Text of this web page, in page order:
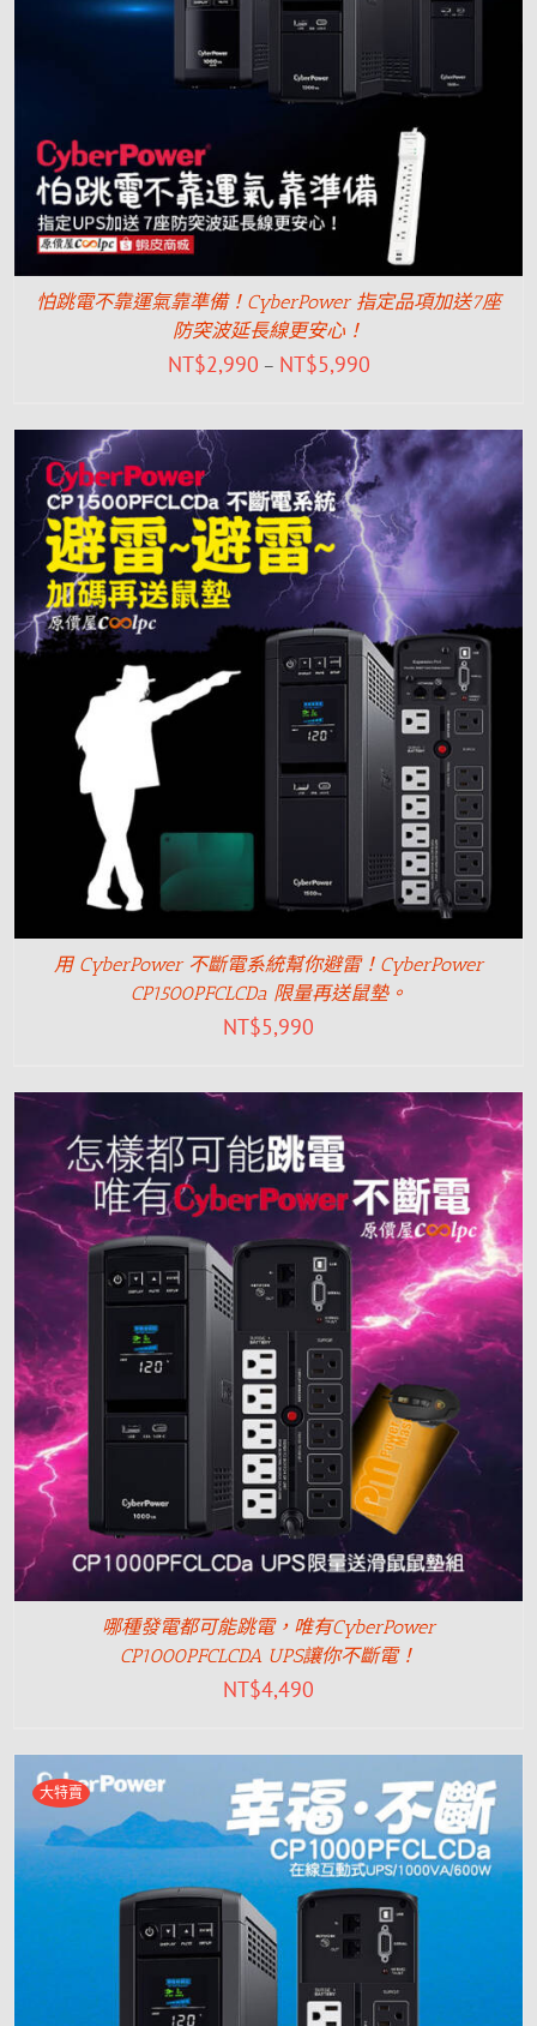
怕跳電不靠運氣靠準備！CyberPower 指定品項加送7座
防突波延長線更安心！
NT$2,990 – NT$5,990
用 CyberPower 不斷電系統幫你避雷！CyberPower
CP1500PFCLCDa 限量再送鼠墊。
NT$5,990
哪種發電都可能跳電，唯有CyberPower
CP1000PFCLCDA UPS讓你不斷電！
NT$4,490
大特賣